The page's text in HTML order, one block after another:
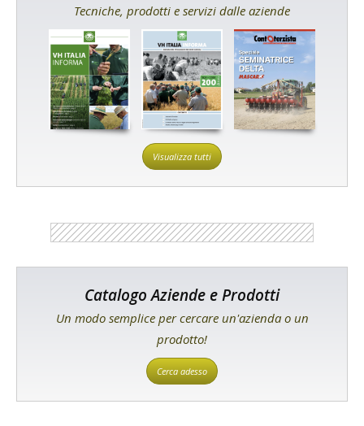
Tecniche, prodotti e servizi dalle aziende
Visualizza tutti
Catalogo Aziende e Prodotti
Un modo semplice per cercare un'azienda o un
prodotto!
Cerca adesso